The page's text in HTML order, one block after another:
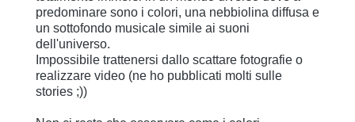
predominare sono i colori, una nebbiolina diffusa e
un sottofondo musicale simile ai suoni
dell'universo.
Impossibile trattenersi dallo scattare fotografie o
realizzare video (ne ho pubblicati molti sulle
stories ;))